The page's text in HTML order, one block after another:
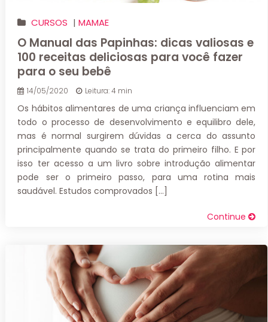
CURSOS |MAMAE
O Manual das Papinhas: dicas valiosas e
100 receitas deliciosas para você fazer
para o seu bebê
14/05/2020 Leitura: 4 min
Os hábitos alimentares de uma criança influenciam em
todo o processo de desenvolvimento e equilibro dele,
mas é normal surgirem dúvidas a cerca do assunto
principalmente quando se trata do primeiro filho. E por
isso ter acesso a um livro sobre introdução alimentar
pode ser o primeiro passo, para uma rotina mais
saudável. Estudos comprovados […]
Continue